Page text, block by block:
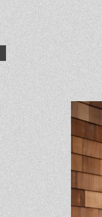
素材のこだわり
住まいの特性
家づくりの流れ
保証とサポート
ヒノキプロジェクト
イ
気
よ
お
木